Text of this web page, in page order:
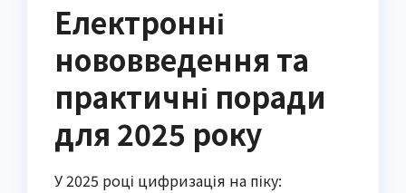
Електронні
нововведення та
практичні поради
для 2025 року
У 2025 році цифризація на піку: